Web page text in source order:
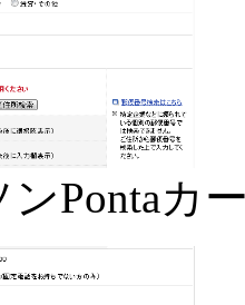
ンPontaカ